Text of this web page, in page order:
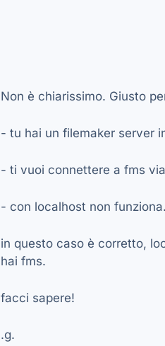
Non è chiarissimo. Giusto
- tu hai un filemaker server
- ti vuoi connettere a fms
- con localhost non funziona.
in questo caso è corretto,
hai fms.
facci sapere!
.g.